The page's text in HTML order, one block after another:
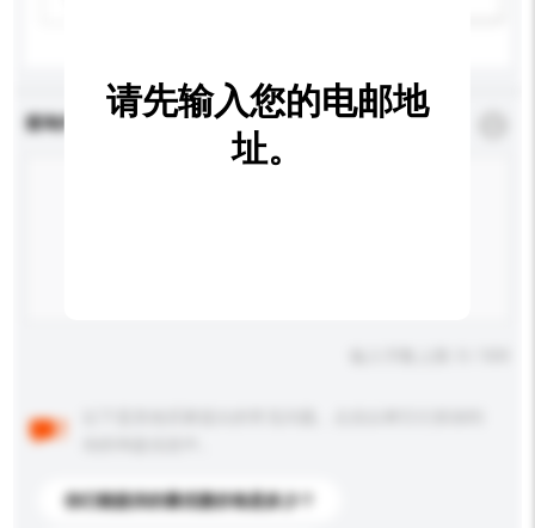
查询内容 * 必须填写
你们能提供的最优惠价格是多少？
请先输入您的电邮地
址。